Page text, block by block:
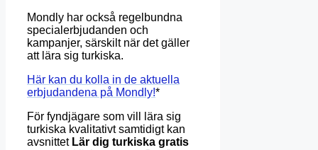
Mondly har också regelbundna
specialerbjudanden och
kampanjer, särskilt när det gäller
att lära sig turkiska.
Här kan du kolla in de aktuella
erbjudandena på Mondly!*
För fyndjägare som vill lära sig
turkiska kvalitativt samtidigt kan
avsnittet Lär dig turkiska gratis